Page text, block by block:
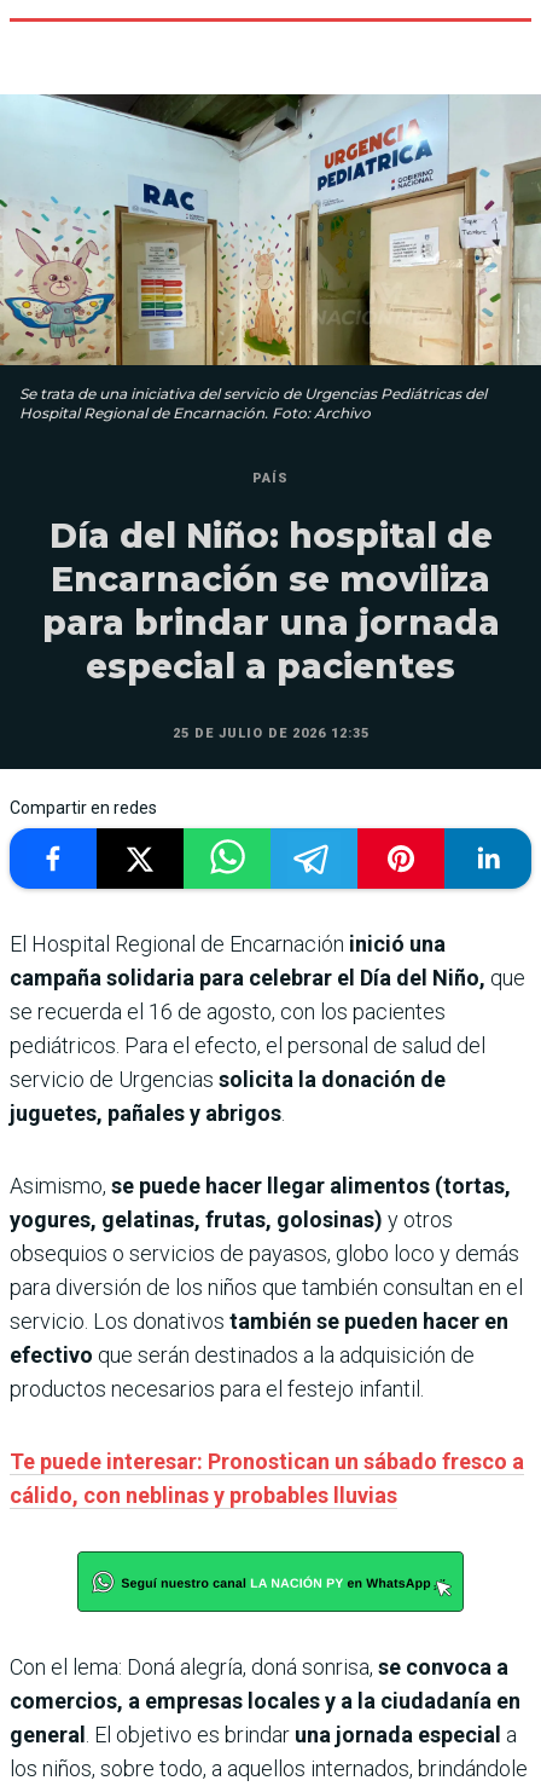
Se trata de una iniciativa del servicio de Urgencias Pediátricas del
Hospital Regional de Encarnación. Foto: Archivo
PAÍS
Día del Niño: hospital de
Encarnación se moviliza
para brindar una jornada
especial a pacientes
25 DE JULIO DE 2026 12:35
Compartir en redes
El Hospital Regional de Encarnación inició una
campaña solidaria para celebrar el Día del Niño, que
se recuerda el 16 de agosto, con los pacientes
pediátricos. Para el efecto, el personal de salud del
servicio de Urgencias solicita la donación de
juguetes, pañales y abrigos
Asimismo, se puede hacer llegar alimentos (tortas,
yogures, gelatinas, frutas, golosinas) y otros
obsequios o servicios de payasos, globo loco y demás
para diversión de los niños que también consultan en el
servicio. Los donativos también se pueden hacer en
efectivo que serán destinados a la adquisición de
productos necesarios para el festejo infantil.
Te puede interesar: Pronostican un sábado fresco a
cálido, con neblinas y probables lluvias
Con el lema: Doná alegría, doná sonrisa, se convoca a
comercios, a empresas locales y a la ciudadanía en
general . El objetivo es brindar una jornada especial a
los niños, sobre todo, a aquellos internados, brindándole